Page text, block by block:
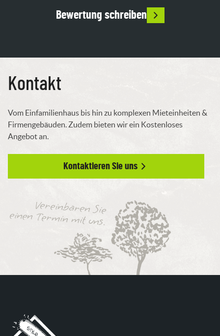
Bewertung schreiben
Kontakt
Vom Einfamilienhaus bis hin zu komplexen Mieteinheiten &
Firmengebäuden. Zudem bieten wir ein Kostenloses
Angebot an.
Kontaktieren Sie uns
Vereinbaren Sie
einen Termin mit uns.